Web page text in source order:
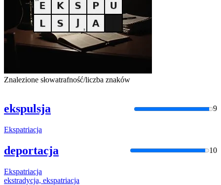
Znalezione słowatrafność/liczba znaków
ekspulsja 9
Ekspatriacja
deportacja 10
Ekspatriacja
ekstradycja, ekspatriacja